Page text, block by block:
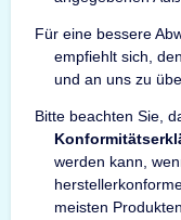
Für eine bessere
empfiehlt sich, den
und an uns zu
Bitte beachten Sie,
werden kann,
meisten